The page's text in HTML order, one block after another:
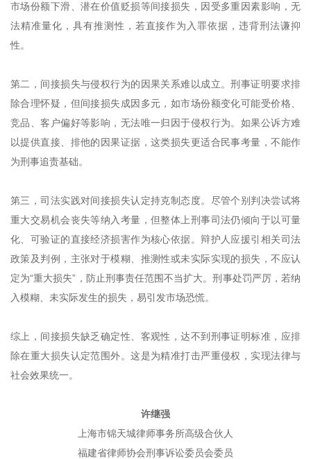
市场份额下滑、潜在价值贬损等间接损失，因受多重因素影响，无
法精准量化，具有推测性，若直接作为入罪依据，违背刑法谦抑
性。
第二，间接损失与侵权行为的因果关系难以成立。刑事证明要求排
除合理怀疑，但间接损失成因多元，如市场份额变化可能受价格、
竞品、客户偏好等影响，无法唯一归因于侵权行为。如果公诉方难
以提供直接、排他的因果证据，这类损失更适合民事考量，不能作
为刑事追责基础。
第三，司法实践对间接损失认定持克制态度。尽管个别判决尝试将
重大交易机会丧失等纳入考量，但整体上刑事司法仍倾向于以可量
化、可验证的直接经济损害作为核心依据。辩护人应援引相关司法
政策及判例，主张对于模糊、推测性或未实际实现的损失，不应认
定为“重大损失”，防止刑事责任范围不当扩大。刑事处罚严厉，若纳
入模糊、未实际发生的损失，易引发市场恐慌。
综上，间接损失缺乏确定性、客观性，达不到刑事证明标准，应排
除在重大损失认定范围外。这是为精准打击严重侵权，实现法律与
社会效果统一。
许继强
上海市锦天城律师事务所高级合伙人
福建省律师协会刑事诉讼委员会委员